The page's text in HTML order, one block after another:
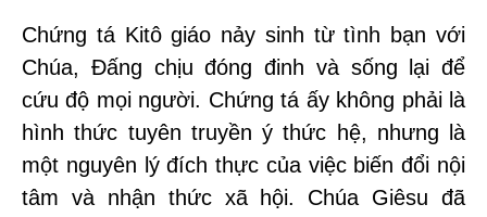
Chứng tá Kitô giáo nảy sinh từ tình bạn với
Chúa, Đấng chịu đóng đinh và sống lại để
cứu độ mọi người. Chứng tá ấy không phải là
hình thức tuyên truyền ý thức hệ, nhưng là
một nguyên lý đích thực của việc biến đổi nội
tâm và nhận thức xã hội. Chúa Giêsu đã